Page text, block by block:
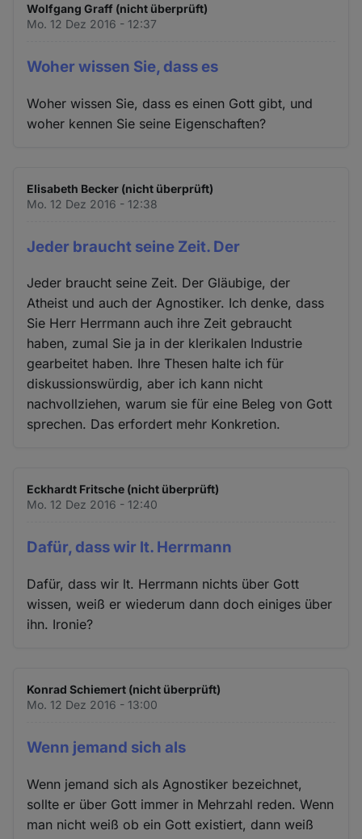
Wolfgang Graff (nicht überprüft)
Mo. 12 Dez 2016 - 12:37
Woher wissen Sie, dass es
Woher wissen Sie, dass es einen Gott gibt, und
woher kennen Sie seine Eigenschaften?
Elisabeth Becker (nicht überprüft)
Mo. 12 Dez 2016 - 12:38
Jeder braucht seine Zeit. Der
Jeder braucht seine Zeit. Der Gläubige, der
Atheist und auch der Agnostiker. Ich denke, dass
Sie Herr Herrmann auch ihre Zeit gebraucht
haben, zumal Sie ja in der klerikalen Industrie
gearbeitet haben. Ihre Thesen halte ich für
diskussionswürdig, aber ich kann nicht
nachvollziehen, warum sie für eine Beleg von Gott
sprechen. Das erfordert mehr Konkretion.
Eckhardt Fritsche (nicht überprüft)
Mo. 12 Dez 2016 - 12:40
Dafür, dass wir lt. Herrmann
Dafür, dass wir lt. Herrmann nichts über Gott
wissen, weiß er wiederum dann doch einiges über
ihn. Ironie?
Konrad Schiemert (nicht überprüft)
Mo. 12 Dez 2016 - 13:00
Wenn jemand sich als
Wenn jemand sich als Agnostiker bezeichnet,
sollte er über Gott immer in Mehrzahl reden. Wenn
man nicht weiß ob ein Gott existiert, dann weiß